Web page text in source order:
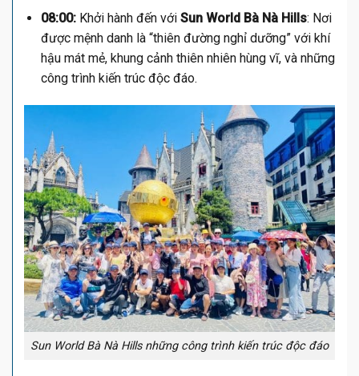
08:00:Khởi hành đến với Sun World Bà Nà Hills: Nơi
được mệnh danh là “thiên đường nghỉ dưỡng” với khí
hậu mát mẻ, khung cảnh thiên nhiên hùng vĩ, và những
công trình kiến trúc độc đáo.
Sun World Bà Nà Hills những công trình kiến trúc độc đáo